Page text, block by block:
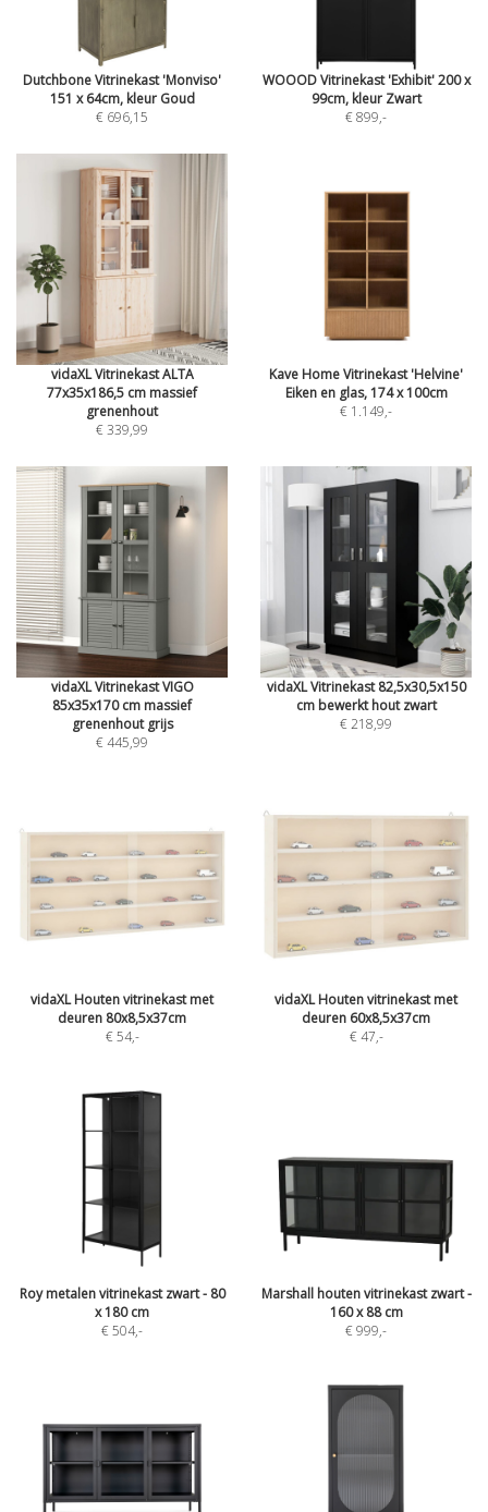
Dutchbone Vitrinekast 'Monviso'
151 x 64cm, kleur Goud
€ 696,15
WOOOD Vitrinekast 'Exhibit' 200 x
99cm, kleur Zwart
€ 899,-
vidaXL Vitrinekast ALTA
77x35x186,5 cm massief
grenenhout
€ 339,99
Kave Home Vitrinekast 'Helvine'
Eiken en glas, 174 x 100cm
€ 1.149,-
vidaXL Vitrinekast VIGO
85x35x170 cm massief
grenenhout grijs
€ 445,99
vidaXL Vitrinekast 82,5x30,5x150
cm bewerkt hout zwart
€ 218,99
vidaXL Houten vitrinekast met
deuren 80x8,5x37cm
€ 54,-
vidaXL Houten vitrinekast met
deuren 60x8,5x37cm
€ 47,-
Roy metalen vitrinekast zwart - 80
x 180 cm
€ 504,-
Marshall houten vitrinekast zwart -
160 x 88 cm
€ 999,-